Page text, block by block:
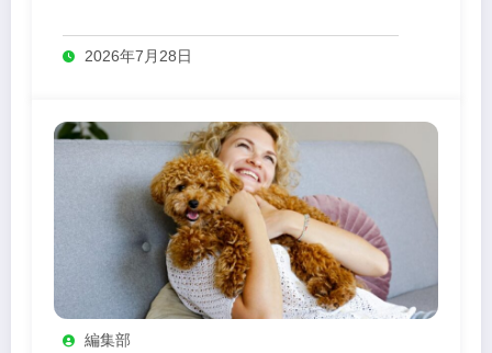
2026年7月28日
編集部